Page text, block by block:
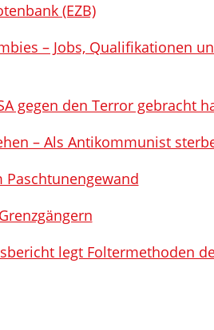
(EZB)
– Jobs, Qualifikationen
gegen den Terror gebracht
– Als Antikommunist
legt Foltermethoden